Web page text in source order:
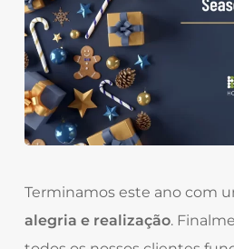
Terminamos este ano com
alegria e realização.